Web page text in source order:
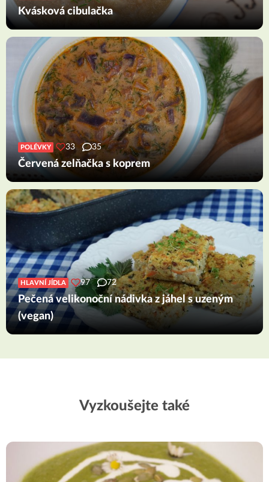
Kvásková cibulačka
POLÉVKY 33 35
Červená zelňačka s koprem
HLAVNÍ JÍDLA 97 72
Pečená velikonoční nádivka z jáhel s uzeným
(vegan)
Vyzkoušejte také